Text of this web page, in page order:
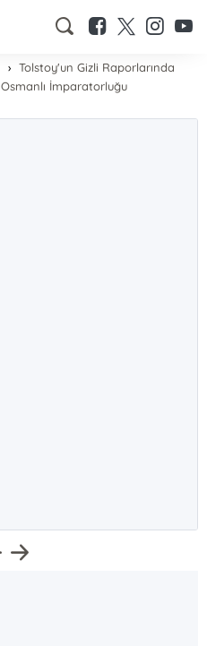
Tolstoy'un Gizli Raporlarında
Osmanlı İmparatorluğu